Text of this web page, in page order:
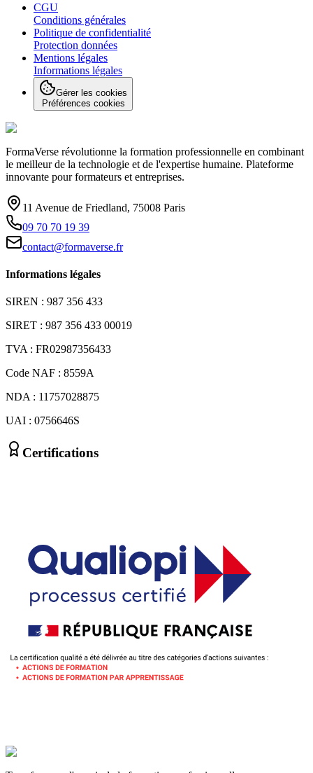
CGU
Conditions générales
Politique de confidentialité
Protection données
Mentions légales
Informations légales
Gérer les cookies
Préférences cookies
FormaVerse révolutionne la formation professionnelle en combinant
le meilleur de la technologie et de l'expertise humaine. Plateforme
innovante pour formateurs et entreprises.
11 Avenue de Friedland, 75008 Paris
09 70 70 19 39
contact@formaverse.fr
Informations légales
SIREN : 987 356 433
SIRET : 987 356 433 00019
TVA : FR02987356433
Code NAF : 8559A
NDA : 11757028875
UAI : 0756646S
Certifications